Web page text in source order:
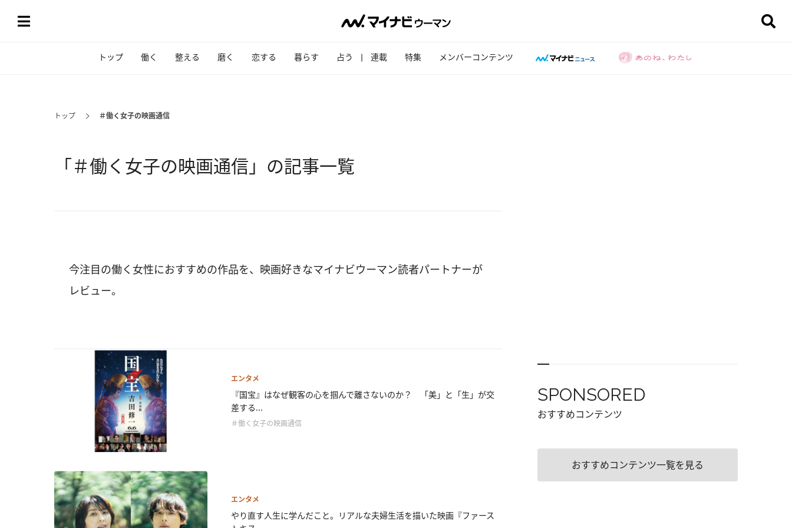
トップ 働く 整える 磨く 恋する 暮らす 占う 連載 特集 メンバーコンテンツ
トップ ＃働く女子の映画通信
「＃働く女子の映画通信」の記事一覧
今注目の働く女性におすすめの作品を、映画好きなマイナビウーマン読者パートナーが
レビュー。
エンタメ
『国宝』はなぜ観客の心を掴んで離さないのか？ 「美」と「生」が交
差する...
＃働く女子の映画通信
エンタメ
やり直す人生に学んだこと。リアルな夫婦生活を描いた映画『ファース
SPONSORED
おすすめコンテンツ
おすすめコンテンツ一覧を見る